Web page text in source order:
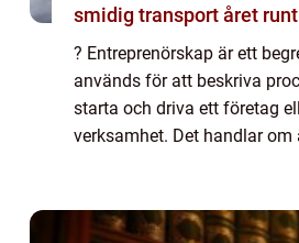
smidig transport året runt
? Entreprenörskap är ett
används för att beskriva
starta och driva ett företag
verksamhet. Det handlar om